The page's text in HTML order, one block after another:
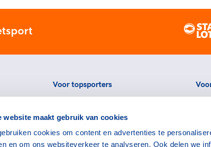
website maakt gebruik van cookies
cookies om content en advertenties te
en om ons websiteverkeer te analyseren. Ook delen we
Voor topsporters
Voorzieningen voor topsporters
Downloads en links voor